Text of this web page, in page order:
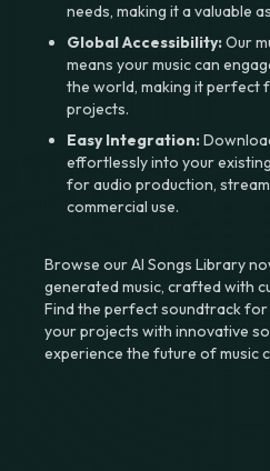
needs, making it a valuable
Global Accessibility:Our
means your music can
the world, making it perfect
projects.
Easy Integration:
effortlessly into your
for audio production,
commercial use.
Browse our AI Songs Library
generated music, crafted with
Find the perfect soundtrack
your projects with innovative
experience the future of music